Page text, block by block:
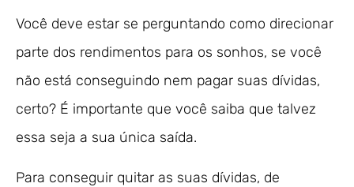
Você deve estar se perguntando como direcionar
parte dos rendimentos para os sonhos, se você
não está conseguindo nem pagar suas dívidas,
certo? É importante que você saiba que talvez
essa seja a sua única saída.
Para conseguir quitar as suas dívidas, de